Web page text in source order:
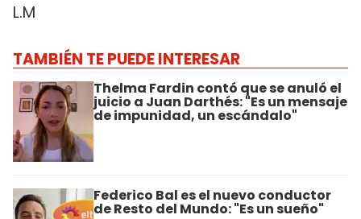
L.M
TAMBIÉN TE PUEDE INTERESAR
Thelma Fardin contó que se anuló el
juicio a Juan Darthés: "Es un mensaje
de impunidad, un escándalo"
Federico Bal es el nuevo conductor
de Resto del Mundo: "Es un sueño"